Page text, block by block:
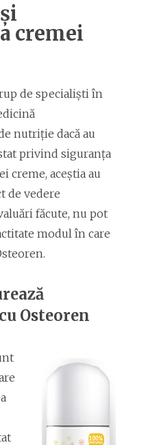
cremei
de specialiști în
nutriție dacă au
privind siguranța
creme, aceștia au
de vedere
făcute, nu pot
modul în care
Osteoren